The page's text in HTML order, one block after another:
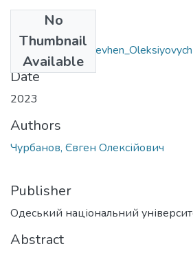
No
Thumbnail
Available
Date
2023
Authors
Чурбанов, Євген Олексійович
Publisher
Одеський національний
Abstract